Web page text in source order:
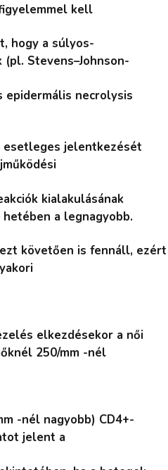
kell
hogy a súlyos-
Stevens–Johnson-
epidermális necrolysis
jelentkezését
kialakulásának
a legnagyobb.
követően is fennáll, ezért
elkezdésekor a női
250/mm -nél
-nél nagyobb) CD4+-
jelent a